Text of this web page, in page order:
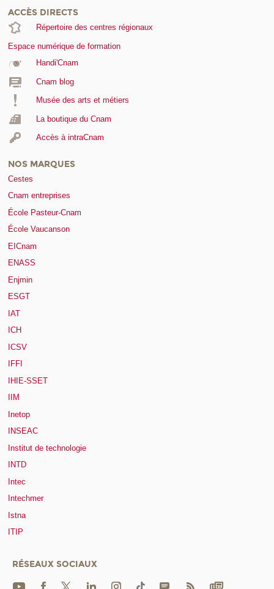
ACCÈS DIRECTS
Répertoire des centres régionaux
Espace numérique de formation
Handi'Cnam
Cnam blog
Musée des arts et métiers
La boutique du Cnam
Accès à intraCnam
NOS MARQUES
Cestes
Cnam entreprises
École Pasteur-Cnam
École Vaucanson
EICnam
ENASS
Enjmin
ESGT
IAT
ICH
ICSV
IFFI
IHIE-SSET
IIM
Inetop
INSEAC
Institut de technologie
INTD
Intec
Intechmer
Istna
ITIP
RÉSEAUX SOCIAUX